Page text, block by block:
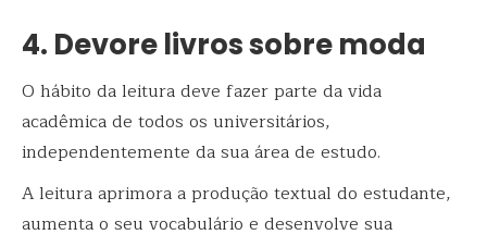
4. Devore livros sobre moda
O hábito da leitura deve fazer parte da vida
acadêmica de todos os universitários,
independentemente da sua área de estudo.
A leitura aprimora a produção textual do estudante,
aumenta o seu vocabulário e desenvolve sua